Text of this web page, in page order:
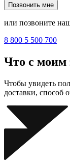
Позвонить мне
или позвоните
8 800 5 500 700
Что с моим
Чтобы увидеть
доставки, способ